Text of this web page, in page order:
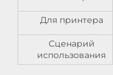
Для принтера
Сценарий
использования